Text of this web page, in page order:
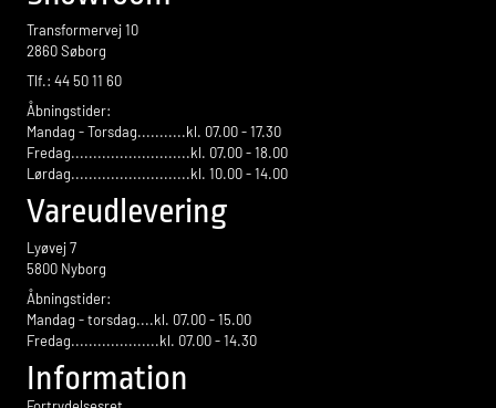
Transformervej 10
2860 Søborg
Tlf.: 44 50 11 60
Åbningstider:
Mandag - Torsdag...........kl. 07.00 - 17.30
Fredag...........................kl. 07.00 - 18.00
Lørdag...........................kl. 10.00 - 14.00
Vareudlevering
Lyøvej 7
5800 Nyborg
Åbningstider:
Mandag - torsdag....kl. 07.00 - 15.00
Fredag....................kl. 07.00 - 14.30
Information